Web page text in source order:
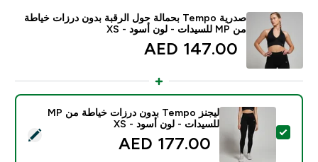
صدرية Tempo بحمالة حول الرقبة بدون درزات خياطة
من MP للسيدات - لون أسود - XS
147.00 AED‎
تحديد هذا المنتج - ليجنز Tempo بدون درزات خياطة من MP للسيدات - لون أسود - XS
ليجنز Tempo بدون درزات خياطة من MP
للسيدات - لون أسود - XS
177.00 AED‎